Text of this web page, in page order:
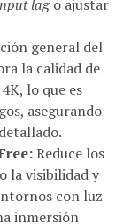
general del
la calidad de
lo que es
asegurando
Reduce los
la visibilidad y
con luz
inmersión
juego.